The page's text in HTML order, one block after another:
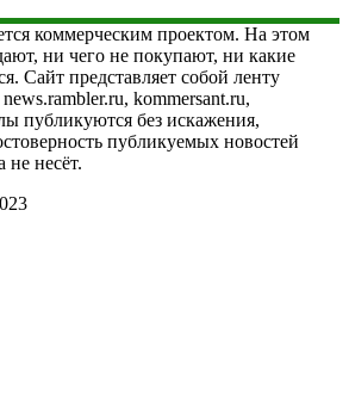
коммерческим проектом. На этом
ни чего не покупают, ни какие
Сайт представляет собой ленту
kommersant.ru,
публикуются без искажения,
публикуемых новостей
не несёт.